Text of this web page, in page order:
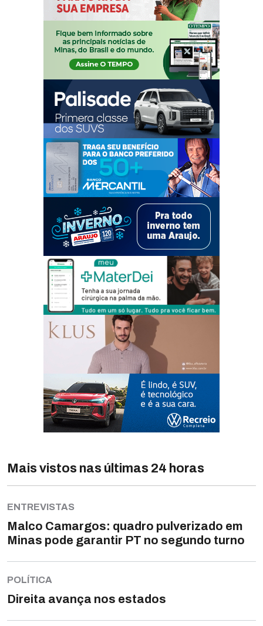
Mais vistos nas últimas 24 horas
ENTREVISTAS
Malco Camargos: quadro pulverizado em
Minas pode garantir PT no segundo turno
POLÍTICA
Direita avança nos estados